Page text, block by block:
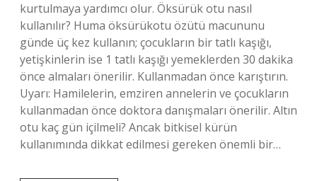
kurtulmaya yardımcı olur. Öksürük otu nasıl
kullanılır? Huma öksürükotu özütü macununu
günde üç kez kullanın; çocukların bir tatlı kaşığı,
yetişkinlerin ise 1 tatlı kaşığı yemeklerden 30 dakika
önce almaları önerilir. Kullanmadan önce karıştırın.
Uyarı: Hamilelerin, emziren annelerin ve çocukların
kullanmadan önce doktora danışmaları önerilir. Altın
otu kaç gün içilmeli? Ancak bitkisel kürün
kullanımında dikkat edilmesi gereken önemli bir…